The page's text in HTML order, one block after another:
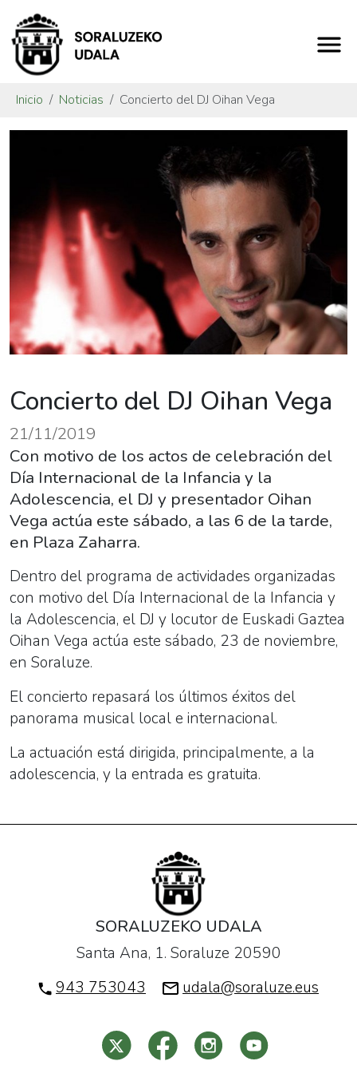
Inicio Noticias Concierto del DJ Oihan Vega
Concierto del DJ Oihan Vega
21/11/2019
Con motivo de los actos de celebración del
Día Internacional de la Infancia y la
Adolescencia, el DJ y presentador Oihan
Vega actúa este sábado, a las 6 de la tarde,
en Plaza Zaharra.
Dentro del programa de actividades organizadas
con motivo del Día Internacional de la Infancia y
la Adolescencia, el DJ y locutor de Euskadi Gaztea
Oihan Vega actúa este sábado, 23 de noviembre,
en Soraluze.
El concierto repasará los últimos éxitos del
panorama musical local e internacional.
La actuación está dirigida, principalmente, a la
adolescencia, y la entrada es gratuita.
SORALUZEKO UDALA
Santa Ana, 1. Soraluze 20590
943 753043
udala@soraluze.eus